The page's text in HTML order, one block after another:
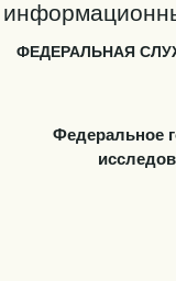
ФЕДЕРАЛЬНАЯ
Федеральное